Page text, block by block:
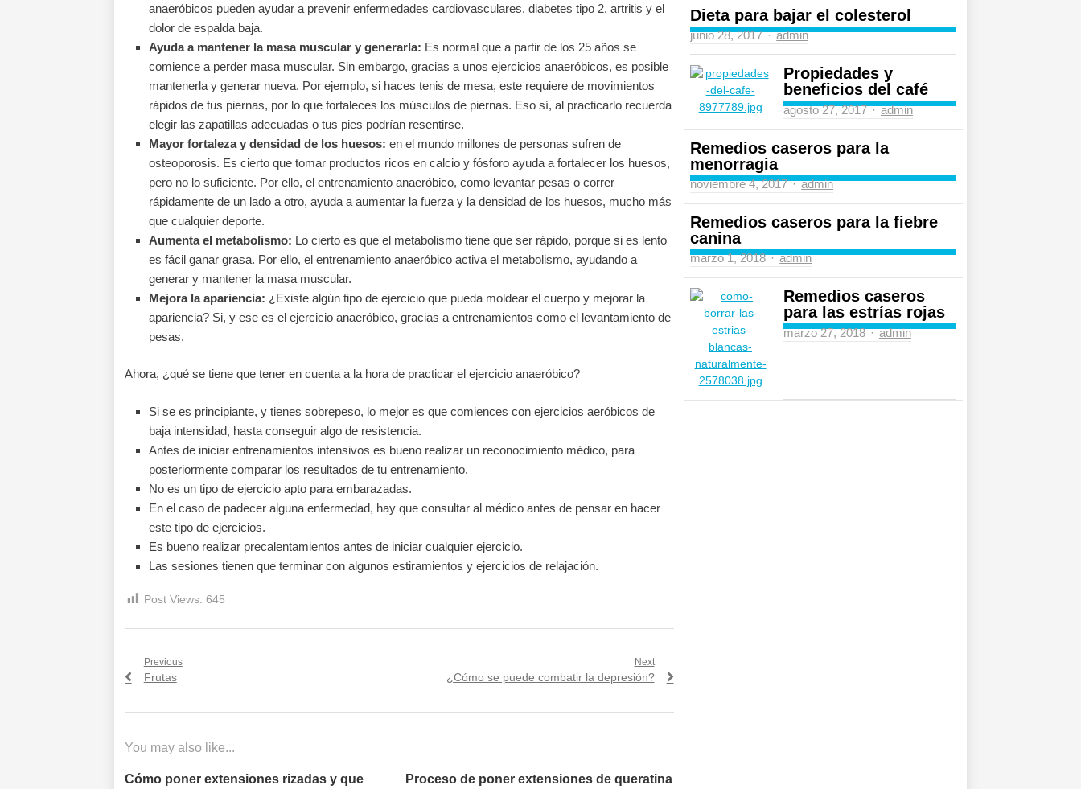
anaeróbicos pueden ayudar a prevenir enfermedades cardiovasculares, diabetes tipo 2, artritis y el
dolor de espalda baja.
Ayuda a mantener la masa muscular y generarla: Es normal que a partir de los 25 años se
comience a perder masa muscular. Sin embargo, gracias a unos ejercicios anaeróbicos, es posible
mantenerla y generar nueva. Por ejemplo, si haces tenis de mesa, este requiere de movimientos
rápidos de tus piernas, por lo que fortaleces los músculos de piernas. Eso sí, al practicarlo recuerda
elegir las zapatillas adecuadas o tus pies podrían resentirse.
Mayor fortaleza y densidad de los huesos: en el mundo millones de personas sufren de
osteoporosis. Es cierto que tomar productos ricos en calcio y fósforo ayuda a fortalecer los huesos,
pero no lo suficiente. Por ello, el entrenamiento anaeróbico, como levantar pesas o correr
rápidamente de un lado a otro, ayuda a aumentar la fuerza y la densidad de los huesos, mucho más
que cualquier deporte.
Aumenta el metabolismo: Lo cierto es que el metabolismo tiene que ser rápido, porque si es lento
es fácil ganar grasa. Por ello, el entrenamiento anaeróbico activa el metabolismo, ayudando a
generar y mantener la masa muscular.
Mejora la apariencia: ¿Existe algún tipo de ejercicio que pueda moldear el cuerpo y mejorar la
apariencia? Si, y ese es el ejercicio anaeróbico, gracias a entrenamientos como el levantamiento de
pesas.
Ahora, ¿qué se tiene que tener en cuenta a la hora de practicar el ejercicio anaeróbico?
Si se es principiante, y tienes sobrepeso, lo mejor es que comiences con ejercicios aeróbicos de
baja intensidad, hasta conseguir algo de resistencia.
Antes de iniciar entrenamientos intensivos es bueno realizar un reconocimiento médico, para
posteriormente comparar los resultados de tu entrenamiento.
No es un tipo de ejercicio apto para embarazadas.
En el caso de padecer alguna enfermedad, hay que consultar al médico antes de pensar en hacer
este tipo de ejercicios.
Es bueno realizar precalentamientos antes de iniciar cualquier ejercicio.
Las sesiones tienen que terminar con algunos estiramientos y ejercicios de relajación.
Post Views: 645
Navegación
Previous
Previous
Frutas
Next
Next
¿Cómo se puede combatir la depresión?
You may also like...
Cómo poner extensiones rizadas y que
Proceso de poner extensiones de queratina
Dieta para bajar el colesterol
junio 28, 2017 Author
admin
Propiedades y
beneficios del café
agosto 27, 2017 Author
admin
Remedios caseros para la
menorragia
noviembre 4, 2017 Author
admin
Remedios caseros para la fiebre
canina
marzo 1, 2018 Author
admin
Remedios caseros
para las estrías rojas
marzo 27, 2018 Author
admin